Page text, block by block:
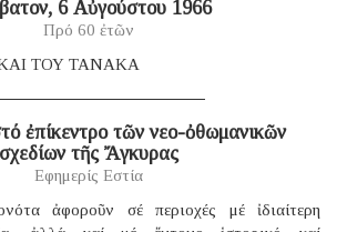
6 Αὐγούστου 1966
Πρό 60 ἐτῶν
ΤΟΥ ΤΑΝΑΚΑ
ἐπίκεντρο τῶν νεο-ὀθωμανικῶν
σχεδίων τῆς Ἄγκυρας
Εφημερίς Εστία
ἀφοροῦν σέ περιοχές μέ ἰδιαίτερη